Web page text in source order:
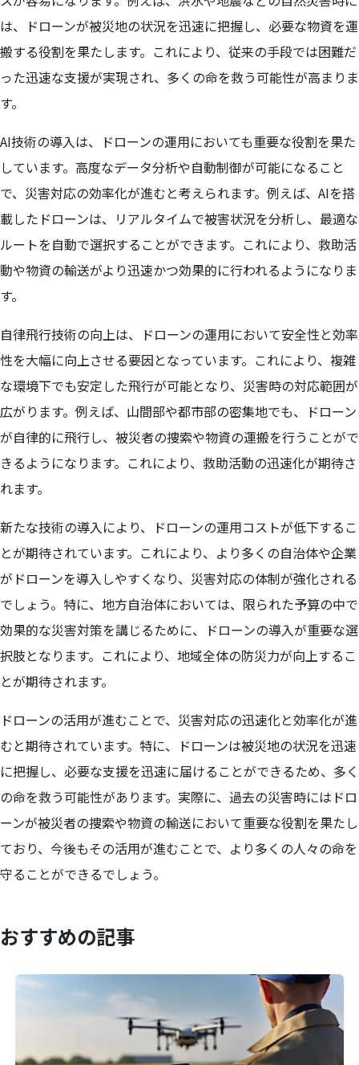
は、ドローンが被災地の状況を迅速に把握し、必要な物資を運
搬する役割を果たします。これにより、従来の手段では困難だ
った迅速な支援が実現され、多くの命を救う可能性が高まりま
す。
AI技術の導入は、ドローンの運用においても重要な役割を果た
しています。高度なデータ分析や自動制御が可能になること
で、災害対応の効率化が進むと考えられます。例えば、AIを搭
載したドローンは、リアルタイムで被害状況を分析し、最適な
ルートを自動で選択することができます。これにより、救助活
動や物資の輸送がより迅速かつ効果的に行われるようになりま
す。
自律飛行技術の向上は、ドローンの運用において安全性と効率
性を大幅に向上させる要因となっています。これにより、複雑
な環境下でも安定した飛行が可能となり、災害時の対応範囲が
広がります。例えば、山間部や都市部の密集地でも、ドローン
が自律的に飛行し、被災者の捜索や物資の運搬を行うことがで
きるようになります。これにより、救助活動の迅速化が期待さ
れます。
新たな技術の導入により、ドローンの運用コストが低下するこ
とが期待されています。これにより、より多くの自治体や企業
がドローンを導入しやすくなり、災害対応の体制が強化される
でしょう。特に、地方自治体においては、限られた予算の中で
効果的な災害対策を講じるために、ドローンの導入が重要な選
択肢となります。これにより、地域全体の防災力が向上するこ
とが期待されます。
ドローンの活用が進むことで、災害対応の迅速化と効率化が進
むと期待されています。特に、ドローンは被災地の状況を迅速
に把握し、必要な支援を迅速に届けることができるため、多く
の命を救う可能性があります。実際に、過去の災害時にはドロ
ーンが被災者の捜索や物資の輸送において重要な役割を果たし
ており、今後もその活用が進むことで、より多くの人々の命を
守ることができるでしょう。
おすすめの記事